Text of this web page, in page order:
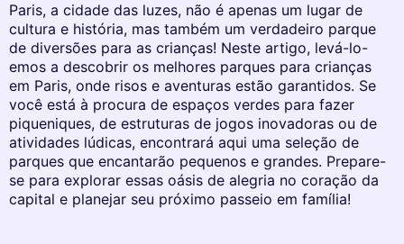
Paris, a cidade das luzes, não é apenas um lugar de
cultura e história, mas também um verdadeiro parque
de diversões para as crianças! Neste artigo, levá-lo-
emos a descobrir os melhores parques para crianças
em Paris, onde risos e aventuras estão garantidos. Se
você está à procura de espaços verdes para fazer
piqueniques, de estruturas de jogos inovadoras ou de
atividades lúdicas, encontrará aqui uma seleção de
parques que encantarão pequenos e grandes. Prepare-
se para explorar essas oásis de alegria no coração da
capital e planejar seu próximo passeio em família!